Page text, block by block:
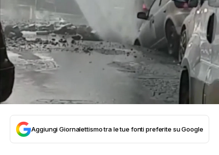
Aggiungi Giornalettismo tra le tue fonti preferite su Google